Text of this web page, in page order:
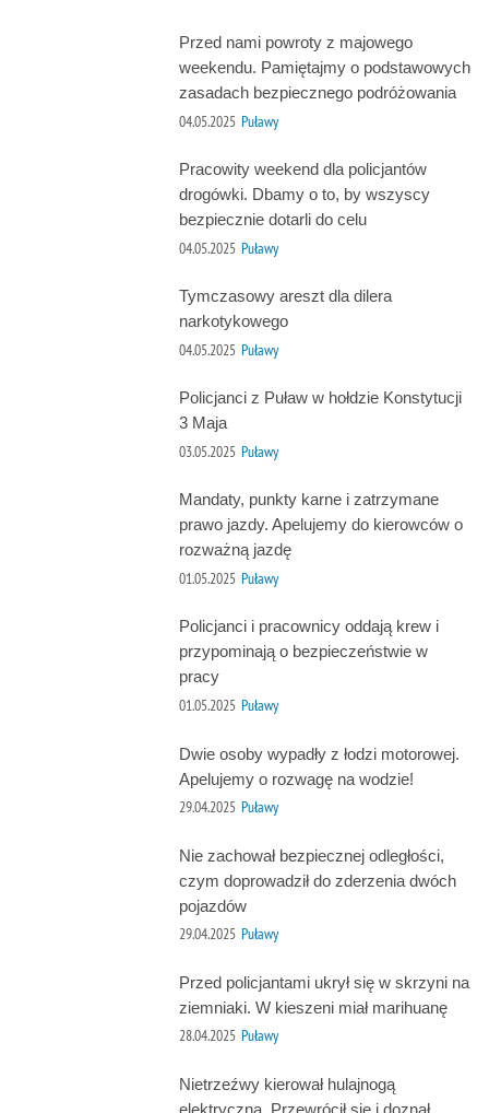
Przed nami powroty z majowego
weekendu. Pamiętajmy o podstawowych
zasadach bezpiecznego podróżowania
04.05.2025 Puławy
Pracowity weekend dla policjantów
drogówki. Dbamy o to, by wszyscy
bezpiecznie dotarli do celu
04.05.2025 Puławy
Tymczasowy areszt dla dilera
narkotykowego
04.05.2025 Puławy
Policjanci z Puław w hołdzie Konstytucji
3 Maja
03.05.2025 Puławy
Mandaty, punkty karne i zatrzymane
prawo jazdy. Apelujemy do kierowców o
rozważną jazdę
01.05.2025 Puławy
Policjanci i pracownicy oddają krew i
przypominają o bezpieczeństwie w
pracy
01.05.2025 Puławy
Dwie osoby wypadły z łodzi motorowej.
Apelujemy o rozwagę na wodzie!
29.04.2025 Puławy
Nie zachował bezpiecznej odległości,
czym doprowadził do zderzenia dwóch
pojazdów
29.04.2025 Puławy
Przed policjantami ukrył się w skrzyni na
ziemniaki. W kieszeni miał marihuanę
28.04.2025 Puławy
Nietrzeźwy kierował hulajnogą
elektryczną. Przewrócił się i doznał